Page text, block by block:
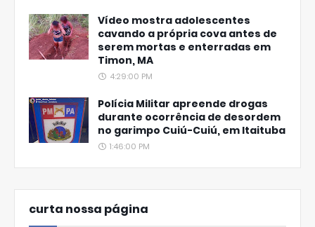
Vídeo mostra adolescentes
cavando a própria cova antes de
serem mortas e enterradas em
Timon, MA
4:29:00 PM
Polícia Militar apreende drogas
durante ocorrência de desordem
no garimpo Cuiú-Cuiú, em Itaituba
1:46:00 PM
curta nossa página